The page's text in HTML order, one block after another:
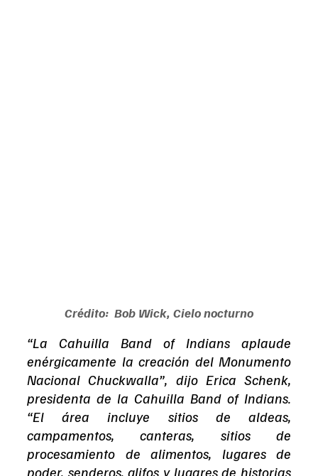
Crédito:  Bob Wick, Cielo nocturno
“La Cahuilla Band of Indians aplaude
enérgicamente la creación del Monumento
Nacional Chuckwalla”, dijo Erica Schenk,
presidenta de la Cahuilla Band of Indians.
“El área incluye sitios de aldeas,
campamentos, canteras, sitios de
procesamiento de alimentos, lugares de
poder, senderos, glifos y lugares de historias